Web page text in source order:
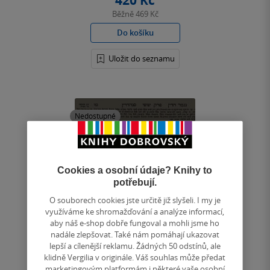
Běžně469 Kč
Do košíku
Uložit do seznamu
Nedostupné
Cookies a osobní údaje? Knihy to
potřebují.
O souborech cookies jste určitě již slyšeli. I my je
využíváme ke shromažďování a analýze informací,
aby náš e-shop dobře fungoval a mohli jsme ho
nadále zlepšovat. Také nám pomáhají ukazovat
lepší a cílenější reklamu. Žádných 50 odstínů, ale
klidně Vergilia v originále. Váš souhlas může předat